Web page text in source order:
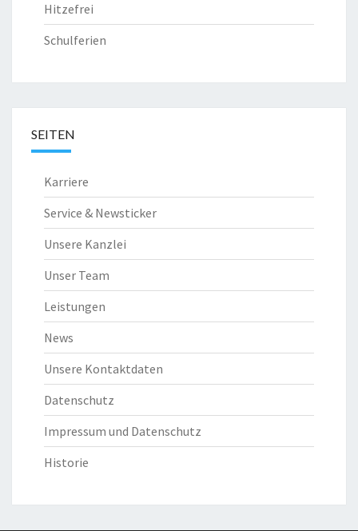
Hitzefrei
Schulferien
SEITEN
Karriere
Service & Newsticker
Unsere Kanzlei
Unser Team
Leistungen
News
Unsere Kontaktdaten
Datenschutz
Impressum und Datenschutz
Historie